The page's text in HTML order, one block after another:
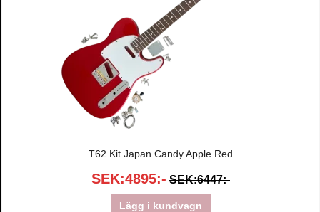
T62 Kit Japan Candy Apple Red
SEK:4895:- SEK:6447:-
Lägg i kundvagn